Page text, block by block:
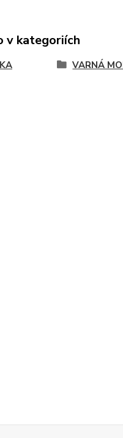
v kategoriích
VARNÁ